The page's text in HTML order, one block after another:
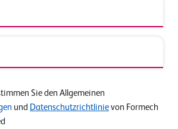
Sie den Allgemeinen
und Datenschutzrichtlinie von Formech